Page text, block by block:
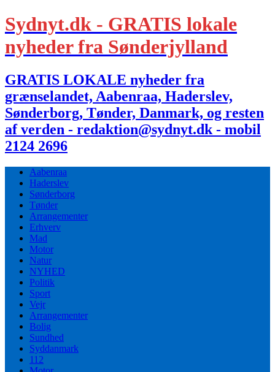
Sydnyt.dk - GRATIS lokale
nyheder fra Sønderjylland
GRATIS LOKALE nyheder fra
grænselandet, Aabenraa, Haderslev,
Sønderborg, Tønder, Danmark, og resten
af verden - redaktion@sydnyt.dk - mobil
2124 2696
Aabenraa
Haderslev
Sønderborg
Tønder
Arrangementer
Erhverv
Mad
Motor
Natur
NYHED
Politik
Sport
Vejr
Arrangementer
Bolig
Sundhed
Syddanmark
112